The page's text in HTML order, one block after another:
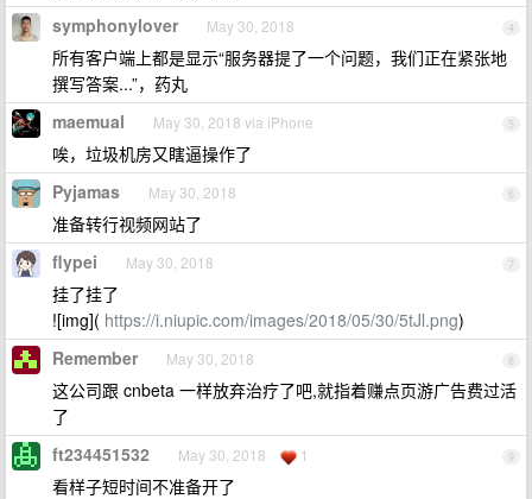
4
symphonylover May 30, 2018
所有客户端上都是显示“服务器提了一个问题，我们正在紧张地
撰写答案...”，药丸
5
maemual May 30, 2018 via iPhone
唉，垃圾机房又瞎逼操作了
6
Pyjamas May 30, 2018
准备转行视频网站了
7
flypei May 30, 2018
挂了挂了
![img]( https://i.niupic.com/images/2018/05/30/5tJl.png)
8
Remember May 30, 2018
这公司跟 cnbeta 一样放弃治疗了吧,就指着赚点页游广告费过活
了
9
ft234451532 May 30, 2018 1
看样子短时间不准备开了